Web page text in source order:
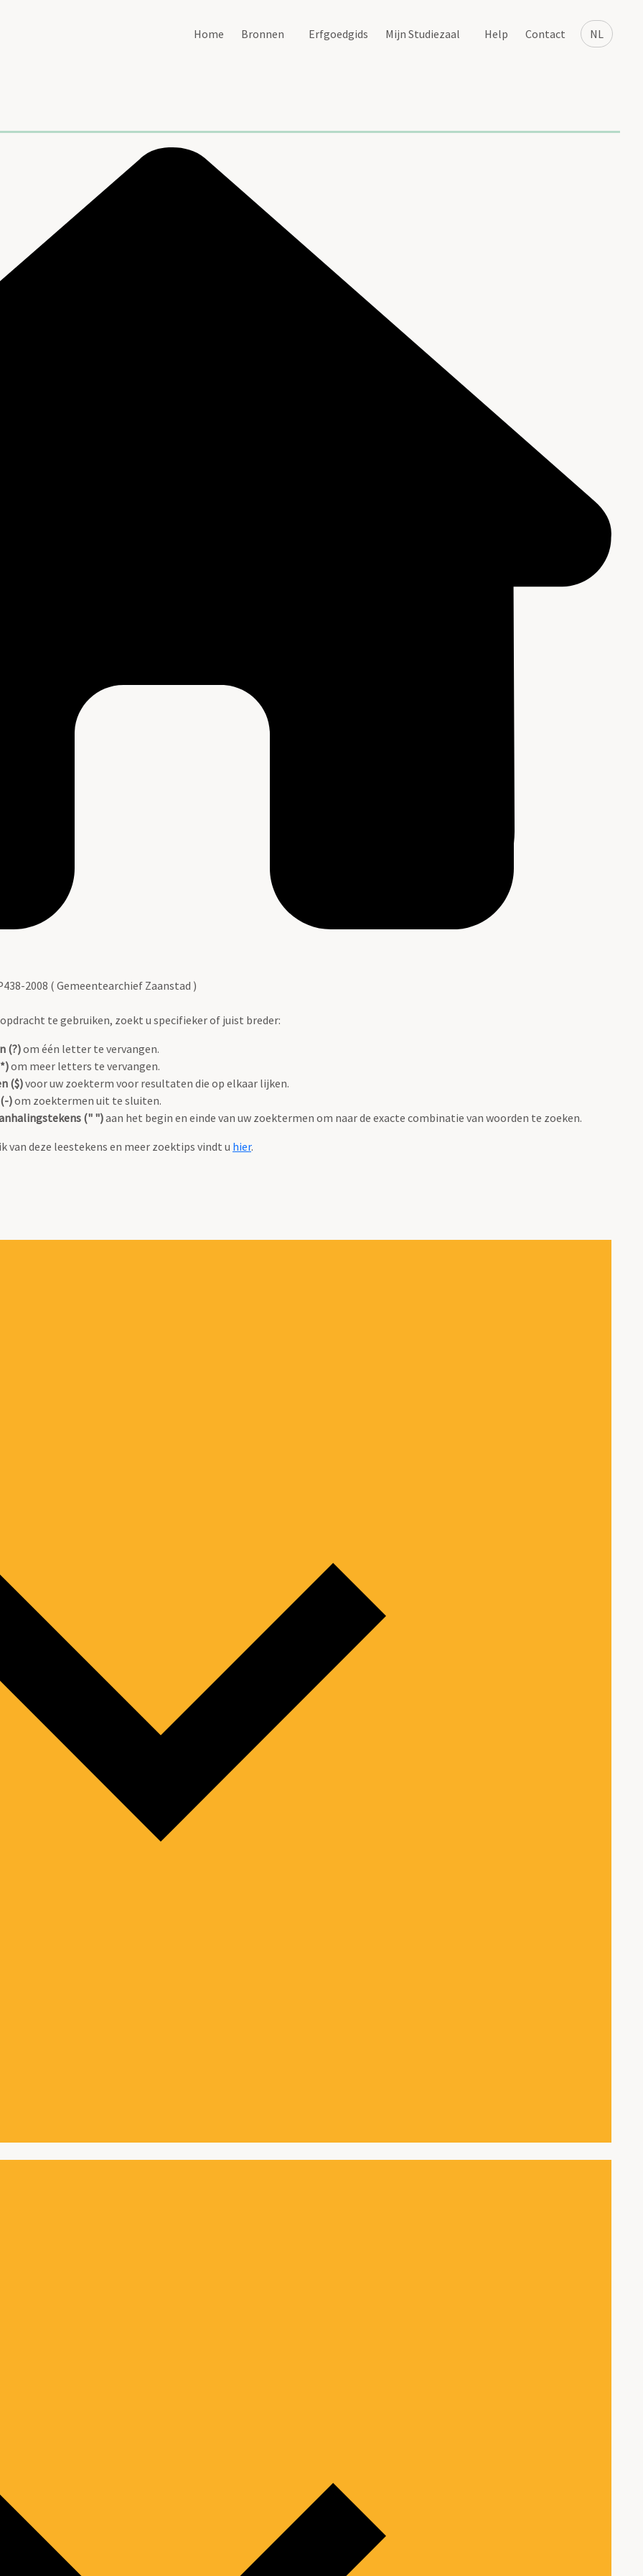
NL
Home Bronnen Erfgoedgids Mijn Studiezaal Help Contact
2008 ( Gemeentearchief Zaanstad )
te gebruiken, zoekt u specifieker of juist breder:
(?)om één letter te vervangen.
om meer letters te vervangen.
($)voor uw zoekterm voor resultaten die op elkaar lijken.
)om zoektermen uit te sluiten.
(" ")aan het begin en einde van uw zoektermen om naar de exacte combinatie van woorden te zoeken.
van deze leestekens en meer zoektips vindt u hier.